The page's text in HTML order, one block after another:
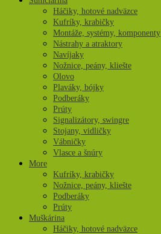
Háčiky, hotové nadväzce
Kufríky, krabičky
Montáže, systémy, komponenty
Nástrahy a atraktory
Navíjaky
Nožnice, peány, kliešte
Olovo
Plaváky, bójky
Podberáky
Prúty
Signalizátory, swingre
Stojany, vidličky
Vábničky
Vlasce a šnúry
More
Kufríky, krabičky
Nožnice, peány, kliešte
Podberáky
Prúty
Muškárina
Háčiky, hotové nadväzce